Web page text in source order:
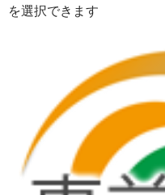
を選択できます